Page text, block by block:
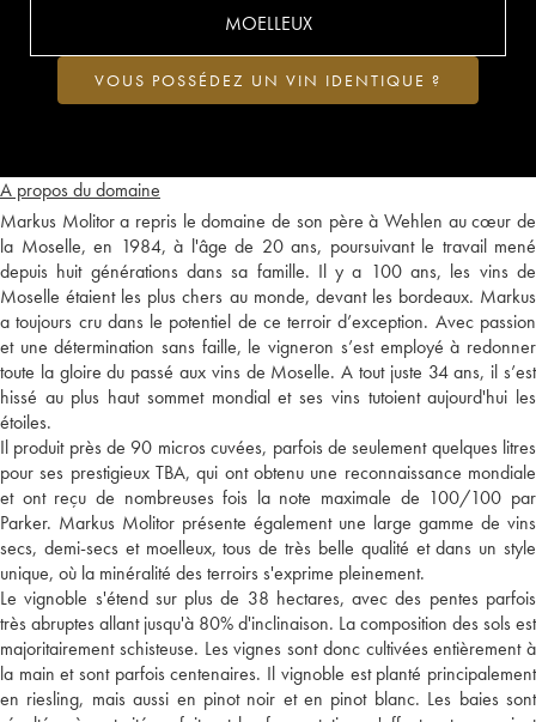
A propos du domaine
Markus Molitor a repris le domaine de son père à Wehlen au cœur de
la Moselle, en 1984, à l'âge de 20 ans, poursuivant le travail mené
depuis huit générations dans sa famille. Il y a 100 ans, les vins de
Moselle étaient les plus chers au monde, devant les bordeaux. Markus
a toujours cru dans le potentiel de ce terroir d’exception. Avec passion
et une détermination sans faille, le vigneron s’est employé à redonner
toute la gloire du passé aux vins de Moselle. A tout juste 34 ans, il s’est
hissé au plus haut sommet mondial et ses vins tutoient aujourd'hui les
étoiles.
Il produit près de 90 micros cuvées, parfois de seulement quelques litres
pour ses prestigieux TBA, qui ont obtenu une reconnaissance mondiale
et ont reçu de nombreuses fois la note maximale de 100/100 par
Parker. Markus Molitor présente également une large gamme de vins
secs, demi-secs et moelleux, tous de très belle qualité et dans un style
unique, où la minéralité des terroirs s'exprime pleinement.
Le vignoble s'étend sur plus de 38 hectares, avec des pentes parfois
très abruptes allant jusqu'à 80% d'inclinaison. La composition des sols est
majoritairement schisteuse. Les vignes sont donc cultivées entièrement à
la main et sont parfois centenaires. Il vignoble est planté principalement
en riesling, mais aussi en pinot noir et en pinot blanc. Les baies sont
MOELLEUX
VOUS POSSÉDEZ UN VIN IDENTIQUE ?